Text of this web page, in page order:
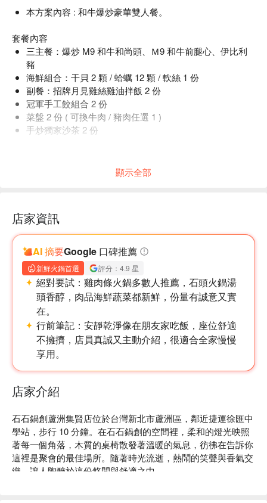
本方案內容 : 和牛爆炒豪華雙人餐。
套餐內容
三主餐：爆炒 M9 和牛和尚頭、Ｍ9 和牛前腿心、伊比利
豬
海鮮組合：干貝 2 顆 / 蛤蠣 12 顆 / 軟絲 1 份
副餐：招牌月見雞絲雞油拌飯 2 份
冠軍手工餃組合 2 份
菜盤 2 份 ( 可換牛肉 / 豬肉任選 1 )
手炒獨家沙茶 2 份
顯示全部
店家資訊
AI 摘要Google 口碑推薦
新鮮火鍋首選 評分：4.9 星
絕對要試： 雞肉條火鍋多數人推薦，石頭火鍋湯
頭香醇，肉品海鮮蔬菜都新鮮，份量有誠意又實
在。
行前筆記： 安靜乾淨像在朋友家吃飯，座位舒適
不擁擠，店員真誠又主動介紹，很適合全家慢慢
享用。
店家介紹
石石鍋創蘆洲集賢店位於台灣新北市蘆洲區，鄰近捷運徐匯中
學站，步行 10 分鐘。在石石鍋創的空間裡，柔和的燈光映照
著每一個角落，木質的桌椅散發著溫暖的氣息，彷彿在告訴你
這裡是聚會的最佳場所。隨著時光流逝，熱鬧的笑聲與香氣交
織，讓人陶醉於這份悠閒與舒適之中。